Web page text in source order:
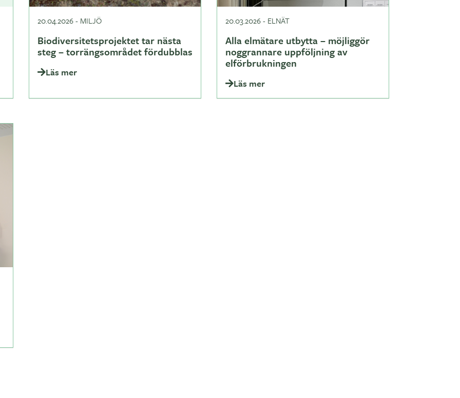
20.04.2026- MILJÖ
Biodiversitetsprojektet tar nästa
steg – torrängsområdet fördubblas
Läs mer
20.03.2026- ELNÄT
Alla elmätare utbytta – möjliggör
noggrannare uppföljning av
elförbrukningen
Läs mer